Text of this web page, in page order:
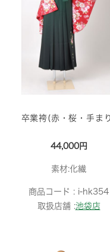
卒業袴(赤・桜・手ま
44,000円
素材:化繊
商品コード : i-hk354
取扱店舗 :池袋店